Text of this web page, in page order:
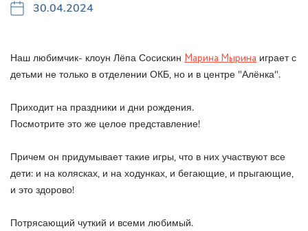
30.04.2024
Наш любимчик- клоун Лёпа Сосискин Марина Мырина играет с
детьми не только в отделении ОКБ, но и в центре "Алёнка".
Приходит на праздники и дни рождения.
Посмотрите это же целое представление!
Причем он придумывает такие игры, что в них участвуют все
дети: и на колясках, и на ходунках, и бегающие, и прыгающие,
и это здорово!
Потрясающий чуткий и всеми любимый.